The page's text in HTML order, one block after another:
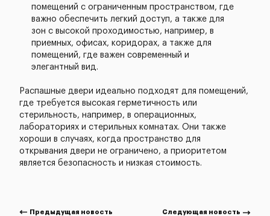
помещений с ограниченным пространством, где
важно обеспечить легкий доступ, а также для
зон с высокой проходимостью, например, в
приемных, офисах, коридорах, а также для
помещений, где важен современный и
элегантный вид.
Распашные двери идеально подходят для помещений,
где требуется высокая герметичность или
стерильность, например, в операционных,
лабораториях и стерильных комнатах. Они также
хороши в случаях, когда пространство для
открывания двери не ограничено, а приоритетом
является безопасность и низкая стоимость.
Предыдущая новость Следующая новость